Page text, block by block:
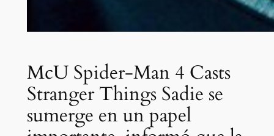
McU Spider-Man 4 Casts
Stranger Things Sadie se
sumerge en un papel